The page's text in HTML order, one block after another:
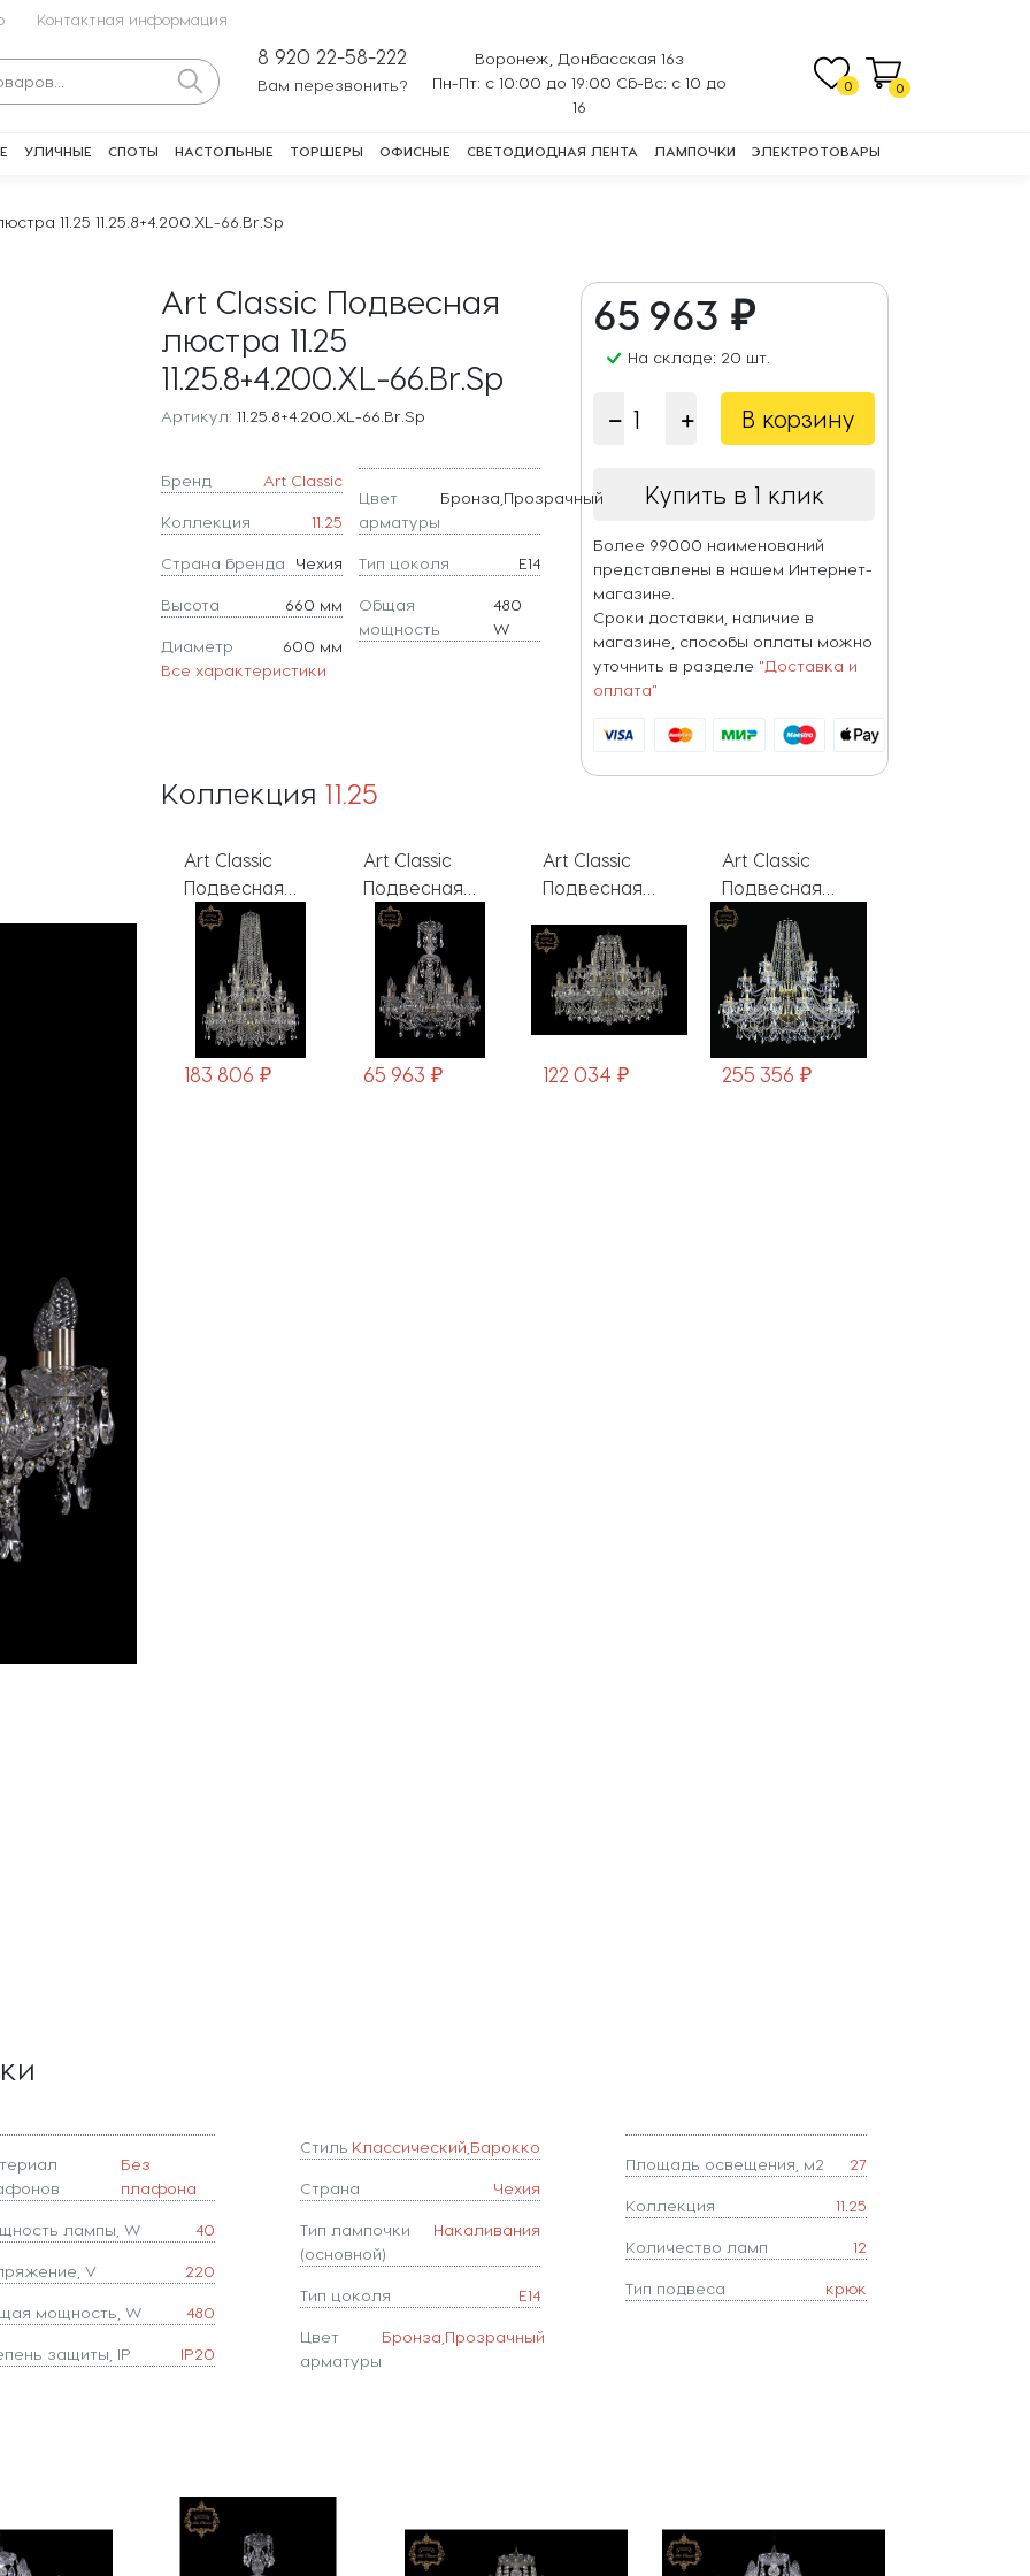
Контактная информация
8 920 22-58-222
Вам перезвонить?
Воронеж, Донбасская 16з
Пн-Пт: с 10:00 до 19:00 Сб-Вс: с 10 до
16
0 0
УЛИЧНЫЕ СПОТЫ НАСТОЛЬНЫЕ ТОРШЕРЫ ОФИСНЫЕ СВЕТОДИОДНАЯ ЛЕНТА ЛАМПОЧКИ ЭЛЕКТРОТОВАРЫ
11.25 11.25.8+4.200.XL-66.Br.Sp
Art Classic Подвесная
люстра 11.25
11.25.8+4.200.XL-66.Br.Sp
Артикул: 11.25.8+4.200.XL-66.Br.Sp
Бренд Art Classic
Коллекция 11.25
Страна бренда Чехия
Высота 660 мм
Диаметр 600 мм
Цвет
арматуры
Бронза,Прозрачный
Тип цоколя E14
Общая
мощность
480
W
Все характеристики
65 963 ₽
На складе: 20 шт.
В корзину
Купить в 1 клик
Более 99000 наименований
представлены в нашем Интернет-
магазине.
Сроки доставки, наличие в
магазине, способы оплаты можно
уточнить в разделе "Доставка и
оплата"
Коллекция 11.25
Art Classic
Подвесная
люстра 11.25
11.25.8+4.200.XL-
66.Br.Sp
65 963 ₽
Art Classic
Подвесная
люстра 11.25
11.25.12+6.300.2d.Br.Sp
122 034 ₽
Art Classic
Подвесная
11.25.16+8+4.460.2d.Br.Sp
255 356 ₽
Art Classic
Подвесная
люстра 11.25
11.25.3.165.Gd.Sp
31 628 ₽
Без
плафона
лампы, W 40
V 220
мощность, W 480
защиты, IP IP20
Стиль Классический,Барокко
Страна Чехия
Тип лампочки
(основной)
Накаливания
Тип цоколя E14
Цвет
арматуры
Бронза,Прозрачный
Площадь освещения, м2 27
Коллекция 11.25
Количество ламп 12
Тип подвеса крюк